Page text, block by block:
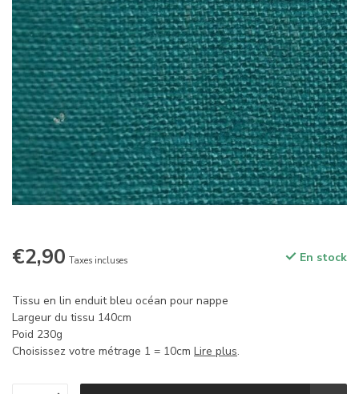
€2,90 Taxes incluses En stock
Tissu en lin enduit bleu océan pour nappe
Largeur du tissu 140cm
Poid 230g
Choisissez votre métrage 1 = 10cm Lire plus.